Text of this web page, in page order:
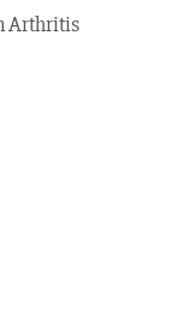
Arthritis